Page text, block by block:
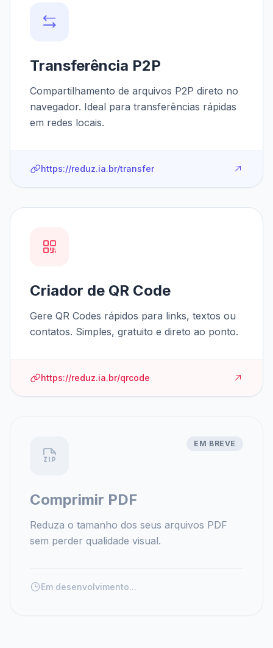
Transferência P2P
Compartilhamento de arquivos P2P direto no
navegador. Ideal para transferências rápidas
em redes locais.
https://reduz.ia.br/transfer
Criador de QR Code
Gere QR Codes rápidos para links, textos ou
contatos. Simples, gratuito e direto ao ponto.
https://reduz.ia.br/qrcode
EM BREVE
Comprimir PDF
Reduza o tamanho dos seus arquivos PDF
sem perder qualidade visual.
Em desenvolvimento...